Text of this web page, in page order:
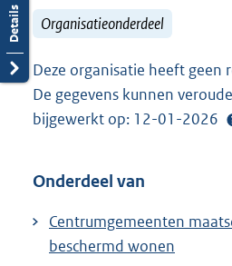
Organisatieonderdeel
Deze organisatie heeft geen
De gegevens kunnen
bijgewerkt op: 12-01-2026
Onderdeel van
Centrumgemeenten
beschermd wonen